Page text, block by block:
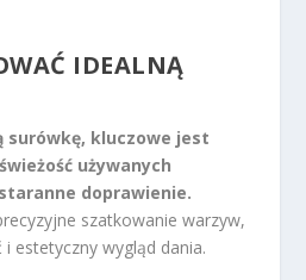
IDEALNĄ
surówkę, kluczowe jest
używanych
doprawienie.
szatkowanie warzyw,
estetyczny wygląd dania.